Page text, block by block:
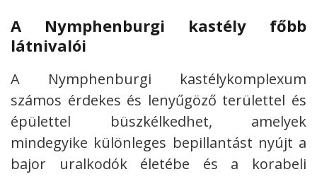
A Nymphenburgi kastély főbb
látnivalói
A Nymphenburgi kastélykomplexum
számos érdekes és lenyűgöző területtel és
épülettel büszkélkedhet, amelyek
mindegyike különleges bepillantást nyújt a
bajor uralkodók életébe és a korabeli